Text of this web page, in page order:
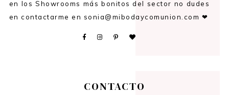
en los Showrooms más bonitos del sector no dudes
en contactarme en sonia@mibodaycomunion.com ❤
CONTACTO